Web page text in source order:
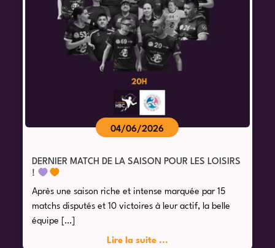
04/06/2026
DERNIER MATCH DE LA SAISON POUR LES LOISIRS
!
Après une saison riche et intense marquée par 15
matchs disputés et 10 victoires à leur actif, la belle
équipe […]
Lire la suite ...